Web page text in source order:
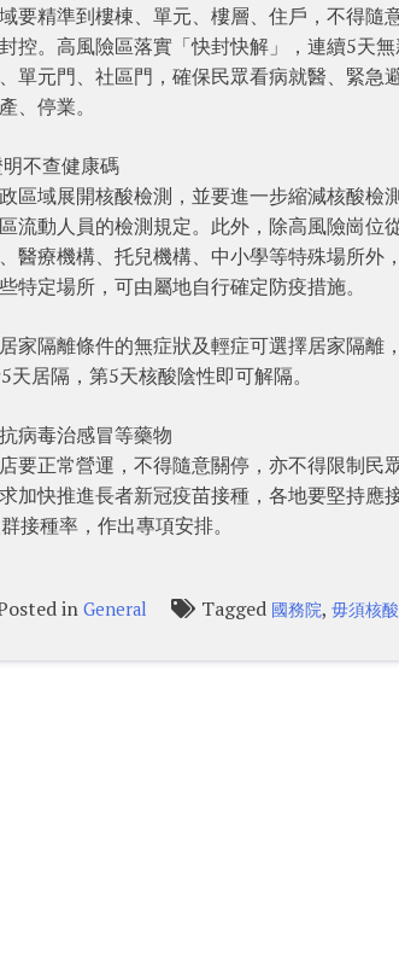
要精準到樓棟、單元、樓層、住戶，不得隨
控。高風險區落實「快封快解」，連續5天
單元門、社區門，確保民眾看病就醫、緊急
、停業。
不查健康碼
區域展開核酸檢測，並要進一步縮減核酸檢
流動人員的檢測規定。此外，除高風險崗位
醫療機構、托兒機構、中小學等特殊場所外
特定場所，可由屬地自行確定防疫措施。
家隔離條件的無症狀及輕症可選擇居家隔
居隔，第5天核酸陰性即可解隔。
病毒治感冒等藥物
要正常營運，不得隨意關停，亦不得限制
加快推進長者新冠疫苗接種，各地要堅持應
接種率，作出專項安排。
inGeneral Tagged 國務院,毋須核